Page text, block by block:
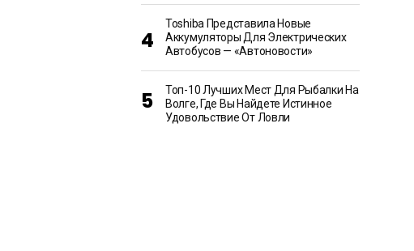
Toshiba Представила Новые
Аккумуляторы Для Электрических
Автобусов — «Автоновости»
Топ-10 Лучших Мест Для Рыбалки На
Волге, Где Вы Найдете Истинное
Удовольствие От Ловли